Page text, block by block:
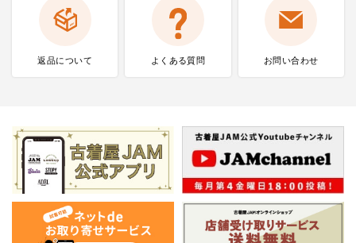
返品について よくある質問 お問い合わせ